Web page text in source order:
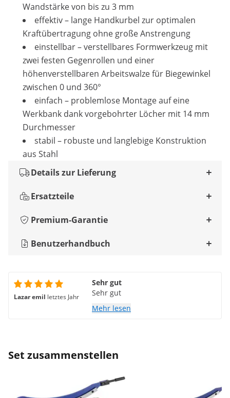
Wandstärke von bis zu 3 mm
effektiv – lange Handkurbel zur optimalen
Kraftübertragung ohne große Anstrengung
einstellbar – verstellbares Formwerkzeug mit
zwei festen Gegenrollen und einer
höhenverstellbaren Arbeitswalze für Biegewinkel
zwischen 0 und 360°
einfach – problemlose Montage auf eine
Werkbank dank vorgebohrter Löcher mit 14 mm
Durchmesser
stabil – robuste und langlebige Konstruktion
aus Stahl
Details zur Lieferung
Ersatzteile
Premium-Garantie
Benutzerhandbuch
Lazar emil letztes Jahr
Sehr gut
Sehr gut
Mehr lesen
Set zusammenstellen